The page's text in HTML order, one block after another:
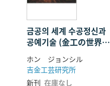
금공의 세계 수공정신과
공예기술 (金工の世界
ホン ジョンシル
吉金工芸研究所
新刊 在庫なし